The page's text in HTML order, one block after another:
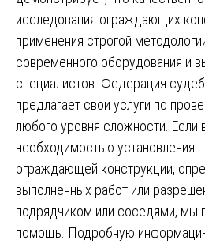
исследования ограждающих
применения строгой
современного оборудования и
специалистов. Федерация
предлагает свои услуги по
любого уровня сложности. Если
необходимостью установления
ограждающей конструкции,
выполненных работ или
подрядчиком или соседями, мы
помощь. Подробную